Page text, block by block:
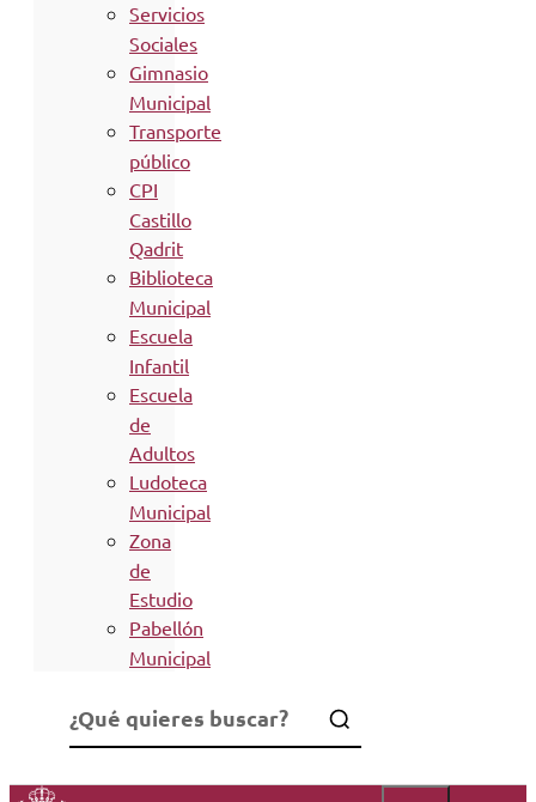
Servicios
Sociales
Gimnasio
Municipal
Transporte
público
CPI
Castillo
Qadrit
Biblioteca
Municipal
Escuela
Infantil
Escuela
de
Adultos
Ludoteca
Municipal
Zona
de
Estudio
Pabellón
Municipal